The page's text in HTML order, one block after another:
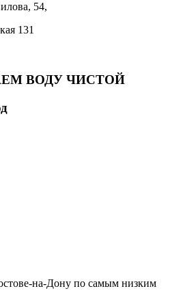
54,
131
ВОДУ ЧИСТОЙ